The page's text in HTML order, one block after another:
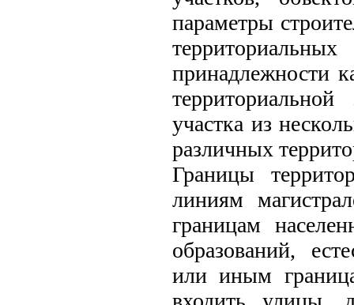
параметры
принадлежности
участка из
различных
Границы
линиям
границам
образований,
или иным